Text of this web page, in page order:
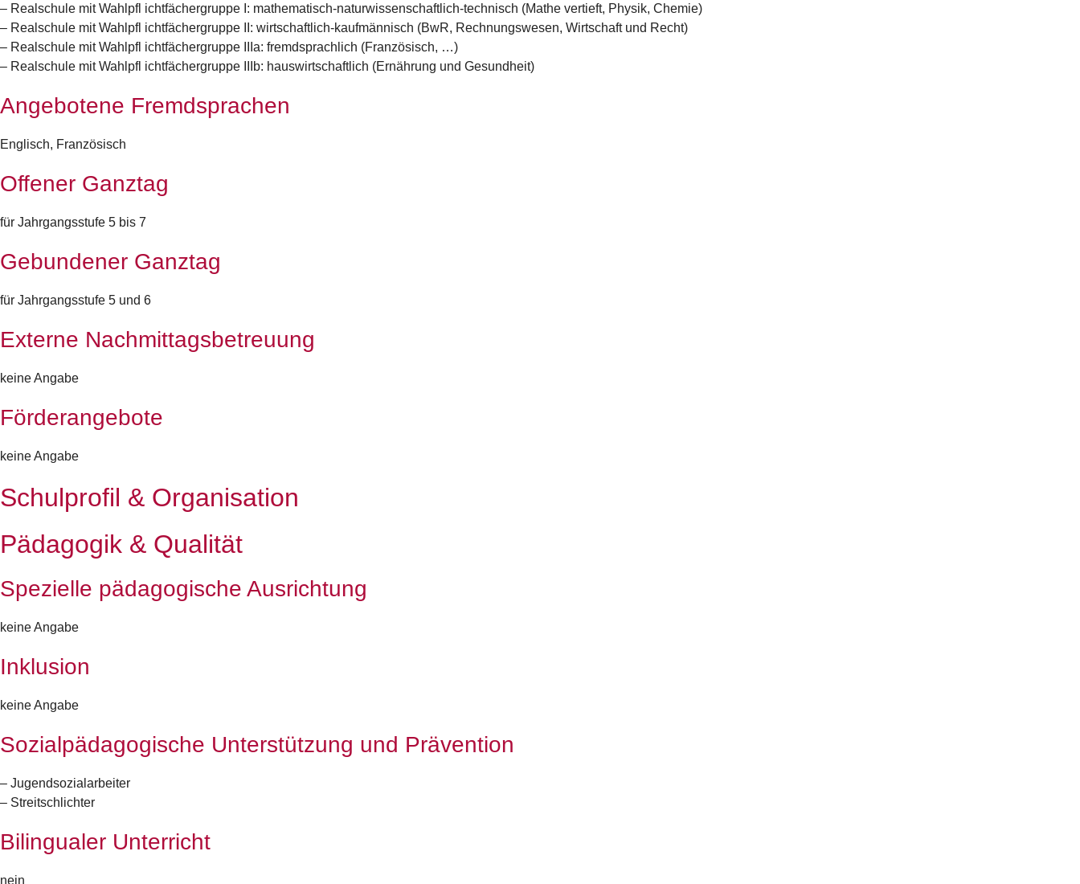
– Realschule mit Wahlpfl ichtfächergruppe I: mathematisch-naturwissenschaftlich-technisch (Mathe vertieft, Physik, Chemie)
– Realschule mit Wahlpfl ichtfächergruppe II: wirtschaftlich-kaufmännisch (BwR, Rechnungswesen, Wirtschaft und Recht)
– Realschule mit Wahlpfl ichtfächergruppe IIIa: fremdsprachlich (Französisch, …)
– Realschule mit Wahlpfl ichtfächergruppe IIIb: hauswirtschaftlich (Ernährung und Gesundheit)
Angebotene Fremdsprachen
Englisch, Französisch
Offener Ganztag
für Jahrgangsstufe 5 bis 7
Gebundener Ganztag
für Jahrgangsstufe 5 und 6
Externe Nachmittagsbetreuung
keine Angabe
Förderangebote
keine Angabe
Schulprofil & Organisation
Pädagogik & Qualität
Spezielle pädagogische Ausrichtung
keine Angabe
Inklusion
keine Angabe
Sozialpädagogische Unterstützung und Prävention
– Jugendsozialarbeiter
– Streitschlichter
Bilingualer Unterricht
nein